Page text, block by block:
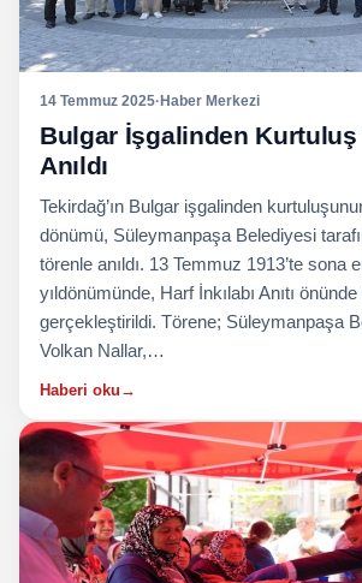
14 Temmuz 2025· Haber Merkezi
Bulgar İşgalinden Kurtuluş
Anıldı
Tekirdağ’ın Bulgar işgalinden
dönümü, Süleymanpaşa Belediyesi
törenle anıldı. 13 Temmuz 1913’te sona
yıldönümünde, Harf İnkılabı Anıtı
gerçekleştirildi. Törene; Süleymanpaşa
Volkan Nallar,…
Haberi oku →